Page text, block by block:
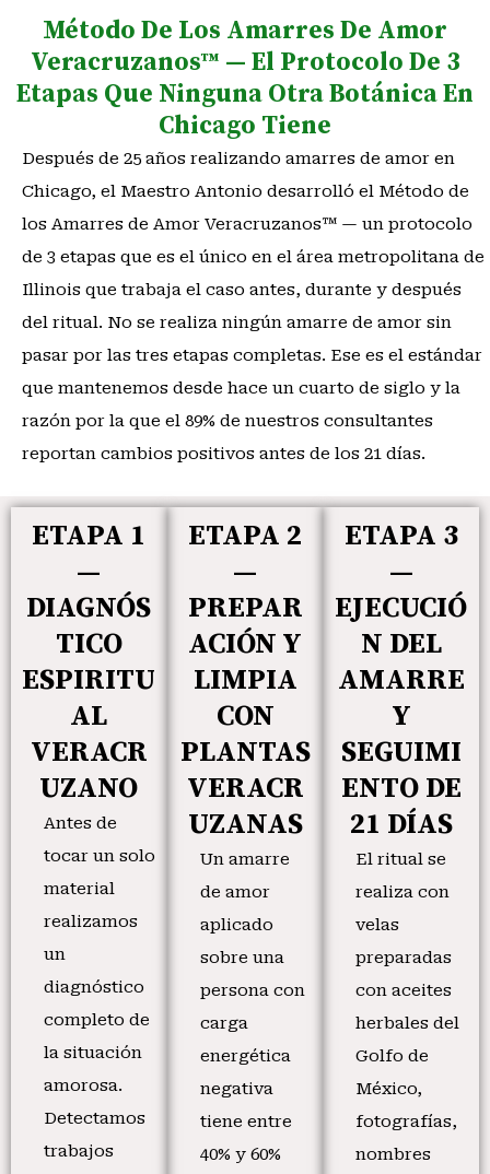
Método De Los Amarres De Amor
Veracruzanos™ — El Protocolo De 3
Etapas Que Ninguna Otra Botánica En
Chicago Tiene
Después de 25 años realizando amarres de amor en
Chicago, el Maestro Antonio desarrolló el Método de
los Amarres de Amor Veracruzanos™ — un protocolo
de 3 etapas que es el único en el área metropolitana de
Illinois que trabaja el caso antes, durante y después
del ritual. No se realiza ningún amarre de amor sin
pasar por las tres etapas completas. Ese es el estándar
que mantenemos desde hace un cuarto de siglo y la
razón por la que el 89% de nuestros consultantes
reportan cambios positivos antes de los 21 días.
ETAPA 1
—
DIAGNÓS
TICO
ESPIRITU
AL
VERACR
UZANO
Antes de
tocar un solo
material
realizamos
un
diagnóstico
completo de
la situación
amorosa.
Detectamos
trabajos
ETAPA 2
—
PREPAR
ACIÓN Y
LIMPIA
CON
PLANTAS
VERACR
UZANAS
Un amarre
de amor
aplicado
sobre una
persona con
carga
energética
negativa
tiene entre
40% y 60%
ETAPA 3
—
EJECUCIÓ
N DEL
AMARRE
Y
SEGUIMI
ENTO DE
21 DÍAS
El ritual se
realiza con
velas
preparadas
con aceites
herbales del
Golfo de
México,
fotografías,
nombres